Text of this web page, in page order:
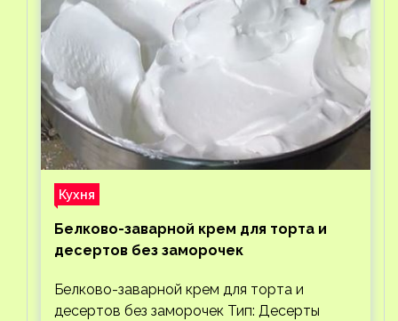
Кухня
Белково-заварной крем для торта и
десертов без заморочек
Белково-заварной крем для торта и
десертов без заморочек Тип: Десерты